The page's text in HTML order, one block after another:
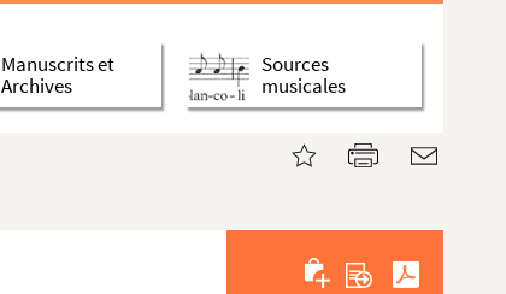
Manuscrits et
Archives
Sources
musicales